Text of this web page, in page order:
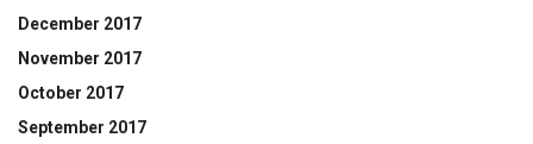
December 2017
November 2017
October 2017
September 2017